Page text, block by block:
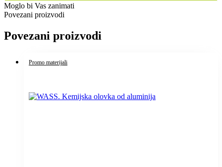
Moglo bi Vas zanimati
Povezani proizvodi
Povezani proizvodi
Promo materijali